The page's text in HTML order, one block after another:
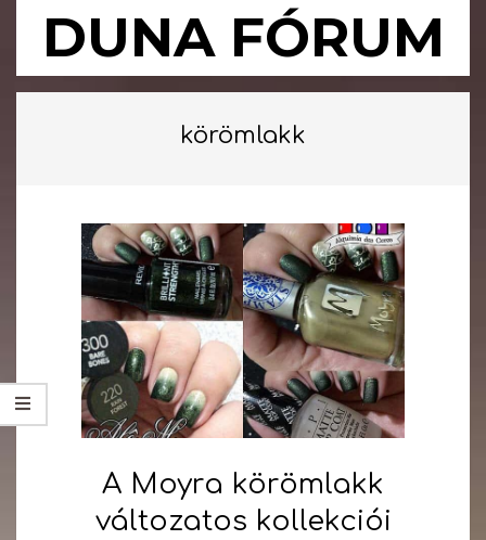
DUNA FÓRUM
Primary
körömlakk
A Moyra körömlakk
változatos kollekciói